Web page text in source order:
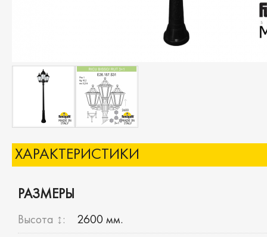
ХАРАКТЕРИСТИКИ
РАЗМЕРЫ
Высота ↕: 2600 мм.